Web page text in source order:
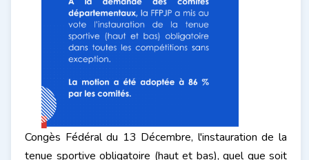
Congès Fédéral du 13 Décembre, l'instauration de la
tenue sportive obligatoire (haut et bas), quel que soit